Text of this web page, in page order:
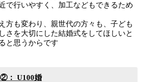
で行いやすく、加工などもできるため
方も変わり、親世代の方々も、子ども
さを大切にした結婚式をしてほしいと
と思うからです
： U100婚